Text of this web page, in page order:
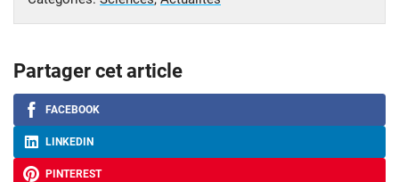
Partager cet article
FACEBOOK
LINKEDIN
PINTEREST